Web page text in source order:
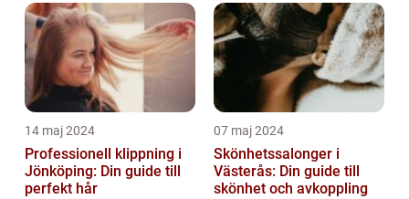
14 maj 2024
Professionell klippning i
Jönköping: Din guide till
perfekt hår
07 maj 2024
Skönhetssalonger i
Västerås: Din guide till
skönhet och avkoppling